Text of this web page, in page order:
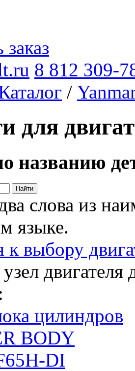
8 812 309-
/
для
названию
Найти
слова из
языке.
к выбору
цилиндров
BODY
DI